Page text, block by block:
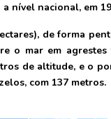
nível nacional, em
de forma
o mar em
de altitude, e o
com 137 metros.